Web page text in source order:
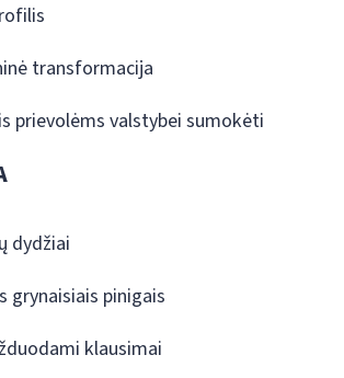
transformacija
prievolėms valstybei sumokėti
dydžiai
grynaisiais pinigais
klausimai